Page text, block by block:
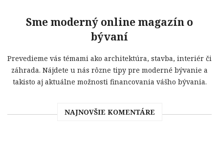
Sme moderný online magazín o
bývaní
Prevedieme vás témami ako architektúra, stavba, interiér či
záhrada. Nájdete u nás rôzne tipy pre moderné bývanie a
takisto aj aktuálne možnosti financovania vášho bývania.
NAJNOVŠIE KOMENTÁRE